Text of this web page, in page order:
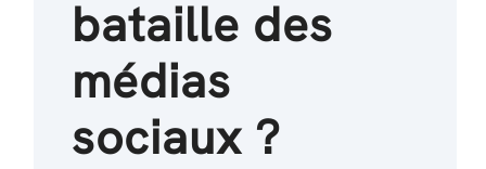
bataille des
médias
sociaux ?